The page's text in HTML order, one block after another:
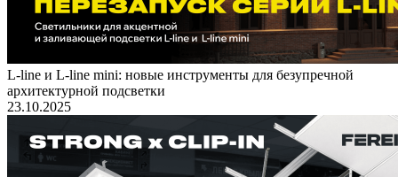
L-line и L-line mini: новые инструменты для безупречной
архитектурной подсветки
23.10.2025